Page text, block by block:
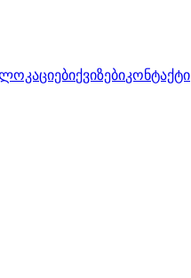
ქვიზებიკონტაქტი